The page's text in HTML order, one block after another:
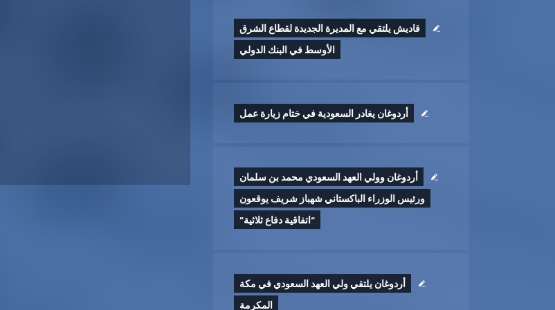
قاديش يلتقي مع المديرة الجديدة لقطاع الشرق
الأوسط في البنك الدولي
أردوغان يغادر السعودية في ختام زيارة عمل
أردوغان وولي العهد السعودي محمد بن سلمان
ورئيس الوزراء الباكستاني شهباز شريف يوقعون
“اتفاقية دفاع ثلاثية”
أردوغان يلتقي ولي العهد السعودي في مكة
المكرمة